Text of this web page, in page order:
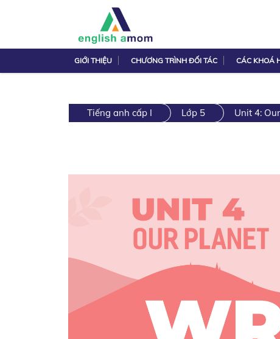
GIỚI THIỆU CHƯƠNG TRÌNH ĐỐI TÁC CÁC KHOÁ
Tiếng anh cấp I Lớp 5 Unit 4: